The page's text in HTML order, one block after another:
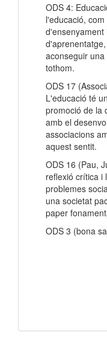
ODS 4:
l'educació,
d'ensenyament
aconseguir
tothom.
ODS 17
L'educació té
promoció de la
amb el
associacions
aquest sentit.
ODS 16 (Pau,
reflexió crítica i
problemes
una societat
paper
ODS 3 (bona